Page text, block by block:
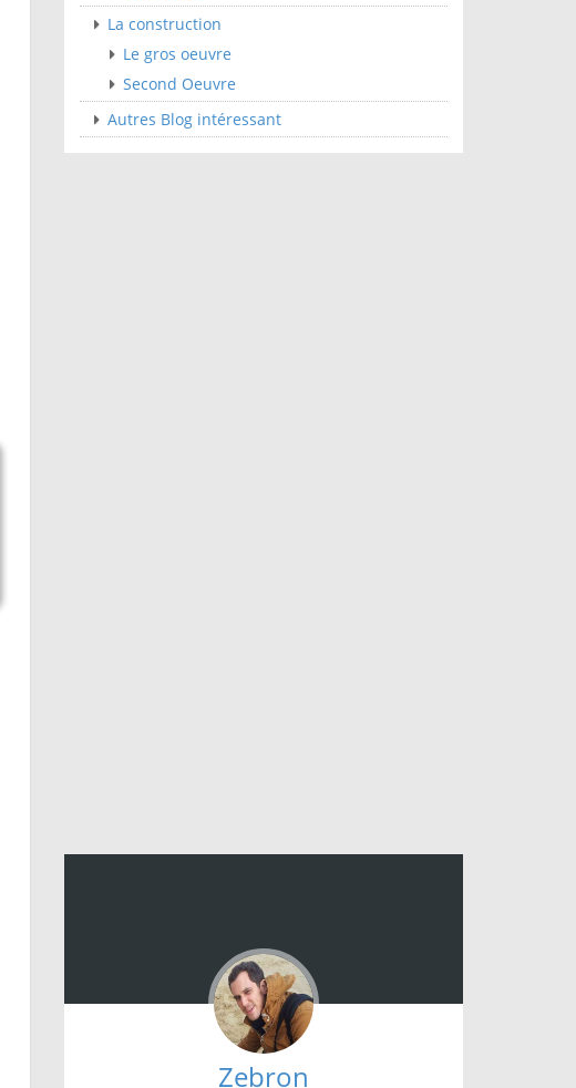
La construction
Le gros oeuvre
Second Oeuvre
Autres Blog intéressant
Zebron